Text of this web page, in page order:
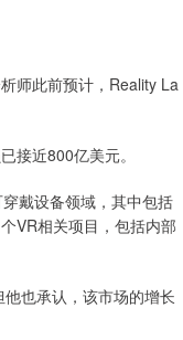
师此前预计，Reality La
接近800亿美元。
戴设备领域，其中包括
VR相关项目，包括内部
也承认，该市场的增长